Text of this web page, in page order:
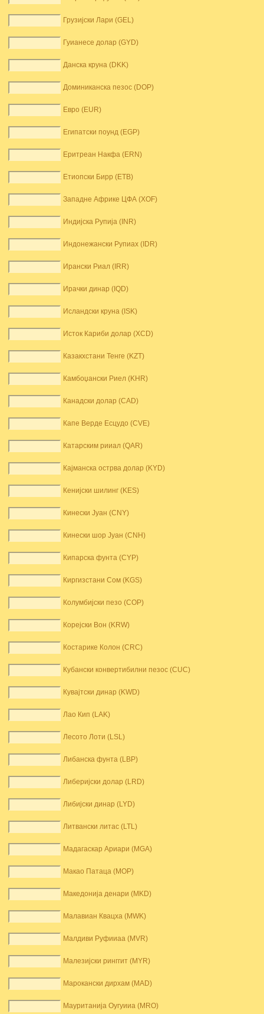
Грузијски Лари (GEL)
Гуианесе долар (GYD)
Данска круна (DKK)
Доминиканска пезос (DOP)
Евро (EUR)
Египатски поунд (EGP)
Еритреан Накфа (ERN)
Етиопски Бирр (ETB)
Западне Африке ЦФА (XOF)
Индијска Рупија (INR)
Индонежански Рупиах (IDR)
Ирански Риал (IRR)
Ирачки динар (IQD)
Исландски круна (ISK)
Исток Кариби долар (XCD)
Казакхстани Тенге (KZT)
Камбоџански Риел (KHR)
Канадски долар (CAD)
Капе Верде Есцудо (CVE)
Катарским рииал (QAR)
Кајманска острва долар (KYD)
Кенијски шилинг (KES)
Кинески Јуан (CNY)
Кинески шор Јуан (CNH)
Кипарска фунта (CYP)
Киргизстани Сом (KGS)
Колумбијски пезо (COP)
Корејски Вон (KRW)
Костарике Колон (CRC)
Кубански конвертибилни пезос (CUC)
Кувајтски динар (KWD)
Лао Кип (LAK)
Лесото Лоти (LSL)
Либанска фунта (LBP)
Либеријски долар (LRD)
Либијски динар (LYD)
Литвански литас (LTL)
Мадагаскар Ариари (MGA)
Макао Патаца (MOP)
Македонија денари (MKD)
Малавиан Квацха (MWK)
Малдиви Руфииаа (MVR)
Малезијски ринггит (MYR)
Марокански дирхам (MAD)
Мауританија Оугуииа (MRO)